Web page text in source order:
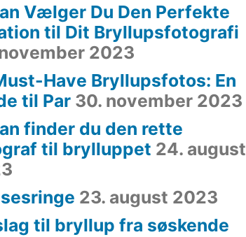
Vælger Du Den Perfekte
til Dit Bryllupsfotografi
2023
Have Bryllupsfotos: En
til Par 30. november 2023
finder du den rette
til brylluppet 24. august
23. august 2023
til bryllup fra søskende